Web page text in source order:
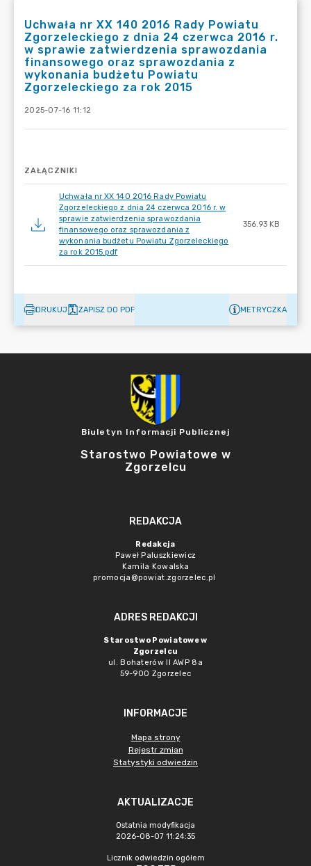
Uchwała nr XX 140 2016 Rady Powiatu
Zgorzeleckiego z dnia 24 czerwca 2016 r.
w sprawie zatwierdzenia sprawozdania
finansowego oraz sprawozdania z
wykonania budżetu Powiatu
Zgorzeleckiego za rok 2015
2025-07-16 11:12
ZAŁĄCZNIKI
Uchwała nr XX 140 2016 Rady Powiatu
Zgorzeleckiego z dnia 24 czerwca 2016 r. w
sprawie zatwierdzenia sprawozdania
finansowego oraz sprawozdania z
wykonania budżetu Powiatu Zgorzeleckiego
za rok 2015.pdf
356.93 KB
DRUKUJ ZAPISZ DO PDF METRYCZKA
Biuletyn Informacji Publicznej
Starostwo Powiatowe w
Zgorzelcu
REDAKCJA
Redakcja
Paweł Paluszkiewicz
Kamila Kowalska
promocja@powiat.zgorzelec.pl
ADRES REDAKCJI
Starostwo Powiatowe w
Zgorzelcu
ul. Bohaterów II AWP 8a
59-900 Zgorzelec
INFORMACJE
Mapa strony
Rejestr zmian
Statystyki odwiedzin
AKTUALIZACJE
Ostatnia modyfikacja
2026-08-07 11:24:35
Licznik odwiedzin ogółem